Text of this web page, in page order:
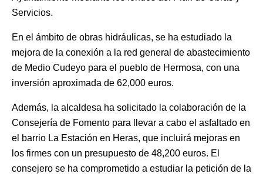
Servicios.
En el ámbito de obras hidráulicas, se ha estudiado la
mejora de la conexión a la red general de abastecimiento
de Medio Cudeyo para el pueblo de Hermosa, con una
inversión aproximada de 62,000 euros.
Además, la alcaldesa ha solicitado la colaboración de la
Consejería de Fomento para llevar a cabo el asfaltado en
el barrio La Estación en Heras, que incluirá mejoras en
los firmes con un presupuesto de 48,200 euros. El
consejero se ha comprometido a estudiar la petición de la